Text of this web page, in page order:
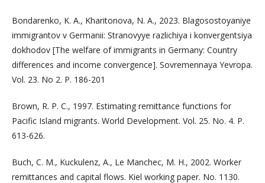
Bondarenko, K. A., Kharitonova, N. A., 2023. Blagosostoyaniye
immigrantov v Germanii: Stranovyye razlichiya i konvergentsiya
dokhodov [The welfare of immigrants in Germany: Country
differences and income convergence]. Sovremennaya Yevropa.
Vol. 23. No 2. P. 186-201
Brown, R. P. C., 1997. Estimating remittance functions for
Pacific Island migrants. World Development. Vol. 25. No. 4. P.
613-626.
Buch, C. M., Kuckulenz, A., Le Manchec, M. H., 2002. Worker
remittances and capital flows. Kiel working paper. No. 1130.